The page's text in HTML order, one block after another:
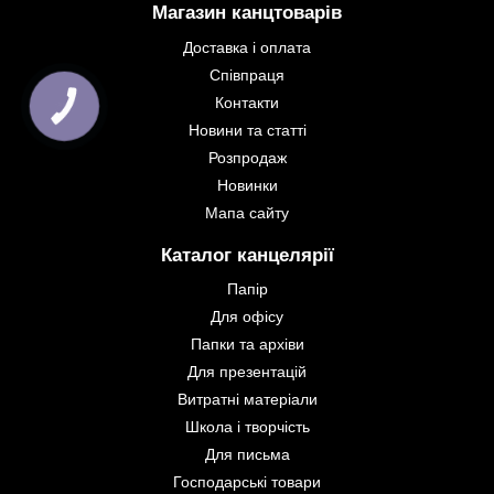
Магазин канцтоварів
Доставка і оплата
Співпраця
Контакти
Новини та статті
Розпродаж
Новинки
Мапа сайту
Каталог канцелярії
Папір
Для офісу
Папки та архіви
Для презентацій
Витратні матеріали
Школа і творчість
Для письма
Господарські товари